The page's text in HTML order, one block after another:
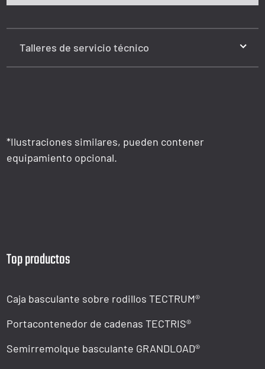
Talleres de servicio técnico
*Ilustraciones similares, pueden contener
equipamiento opcional.
Top productos
Caja basculante sobre rodillos TECTRUM®
Portacontenedor de cadenas TECTRIS®
Semirremolque basculante GRANDLOAD®